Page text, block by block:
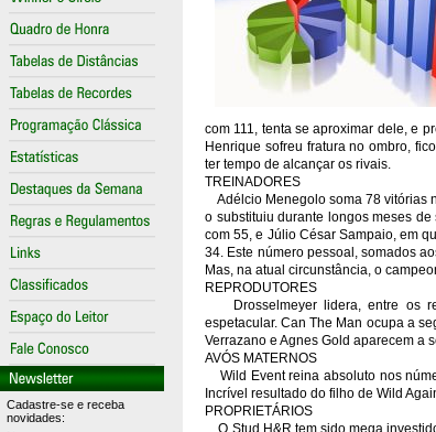
Cadastre-se e receba
novidades:
com 111, tenta se aproximar dele, e
Henrique sofreu fratura no ombro,
ter tempo de alcançar os rivais.
TREINADORES
Adélcio Menegolo soma 78 vitórias
o substituiu durante longos meses
com 55, e Júlio César Sampaio, em
34. Este número pessoal, somados
Mas, na atual circunstância, o
REPRODUTORES
Drosselmeyer lidera, entre os
espetacular. Can The Man ocupa a
Verrazano e Agnes Gold aparecem a
AVÓS MATERNOS
Wild Event reina absoluto nos
Incrível resultado do filho de Wild
PROPRIETÁRIOS
O Stud H&R tem sido mega